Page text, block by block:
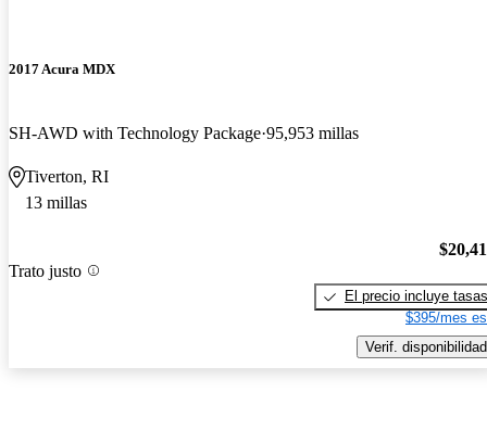
2017 Acura MDX
SH-AWD with Technology Package 95,953 millas
Tiverton, RI
13 millas
Trato justo
El precio incluye tasas
$395/mes
Verif. disponibilidad